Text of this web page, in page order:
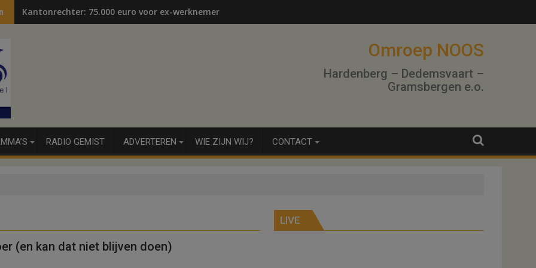
Kantonrechter: 75.000 euro voor ex-werknemers
Omroep NOOS
Hardenberg – Dedemsvaart –
Gramsbergen e.o.
RADIO GEMIST ADVERTEREN WIE ZIJN WIJ? CONTACT
(en kan dat niet blijven doen)
LIVE